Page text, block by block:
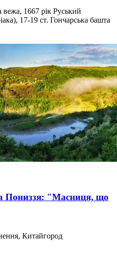
вежа, 1667 рік Руський
17-19 ст. Гончарська башта
Пониззя: "Масниця, що
Китайгород